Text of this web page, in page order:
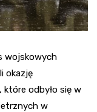
wojskowych
okazję
odbyło się w
w